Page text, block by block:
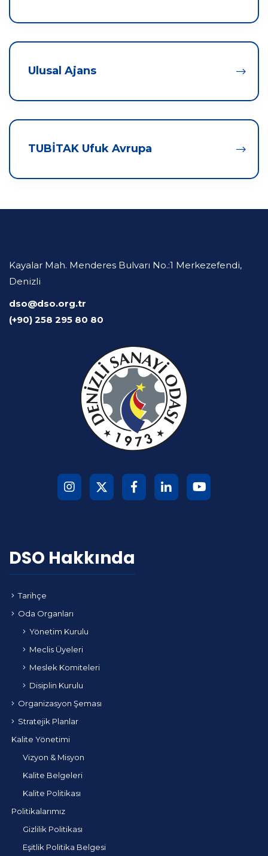
Ulusal Ajans
TUBİTAK Ufuk Avrupa
Kayalar Mah. Menderes Bulvarı No.:1 Merkezefendi,
Denizli
dso@dso.org.tr
(+90) 258 295 80 80
DSO Hakkında
Tarihçe
Oda Organları
Yönetim Kurulu
Meclis Üyeleri
Meslek Komiteleri
Disiplin Kurulu
Organizasyon Şeması
Stratejik Planlar
Kalite Yönetimi
Vizyon & Misyon
Kalite Belgeleri
Kalite Politikası
Politikalarımız
Gizlilik Politikası
Eşitlik Politika Belgesi